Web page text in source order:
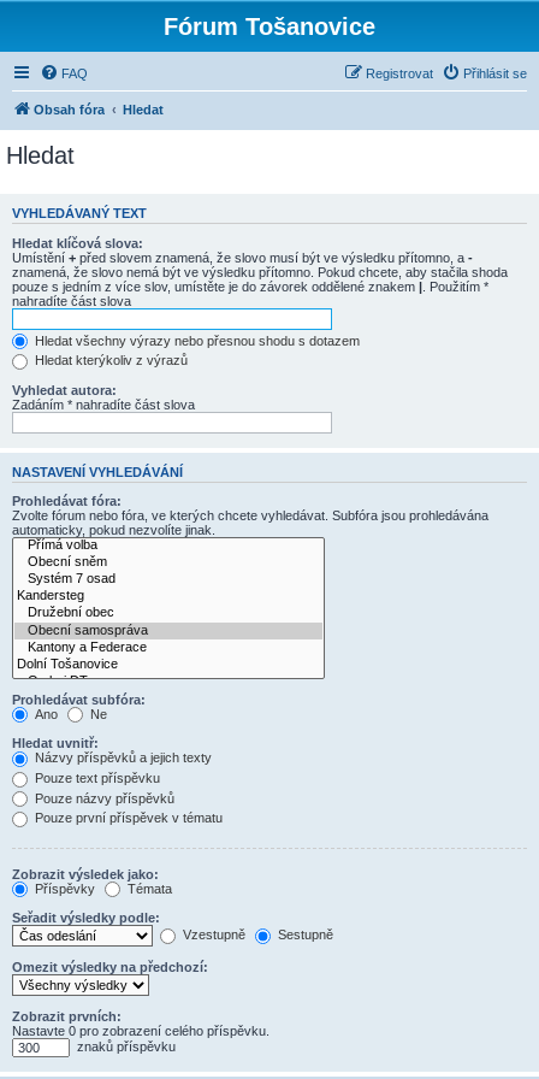
Fórum Tošanovice
FAQ Přihlásit se
Registrovat
Obsah fóra Hledat
Hledat
VYHLEDÁVANÝ TEXT
Hledat klíčová slova:
Umístění + před slovem znamená, že slovo musí být ve výsledku přítomno, a -
znamená, že slovo nemá být ve výsledku přítomno. Pokud chcete, aby stačila shoda
pouze s jedním z více slov, umístěte je do závorek oddělené znakem | . Použitím *
nahradíte část slova
Hledat všechny výrazy nebo přesnou shodu s dotazem
Hledat kterýkoliv z výrazů
Vyhledat autora:
Zadáním * nahradíte část slova
NASTAVENÍ VYHLEDÁVÁNÍ
Prohledávat fóra:
Zvolte fórum nebo fóra, ve kterých chcete vyhledávat. Subfóra jsou prohledávána
automaticky, pokud nezvolíte jinak.
Prohledávat subfóra:
Ano
Ne
Hledat uvnitř:
Názvy příspěvků a jejich texty
Pouze text příspěvku
Pouze názvy příspěvků
Pouze první příspěvek v tématu
Zobrazit výsledek jako:
Příspěvky
Témata
Seřadit výsledky podle:
Vzestupně
Sestupně
Omezit výsledky na předchozí:
Zobrazit prvních:
Nastavte 0 pro zobrazení celého příspěvku.
znaků příspěvku